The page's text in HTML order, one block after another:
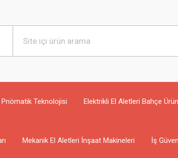
Teknolojisi Elektrikli El Aletleri Bahçe
Mekanik El Aletleri İnşaat Makineleri İş